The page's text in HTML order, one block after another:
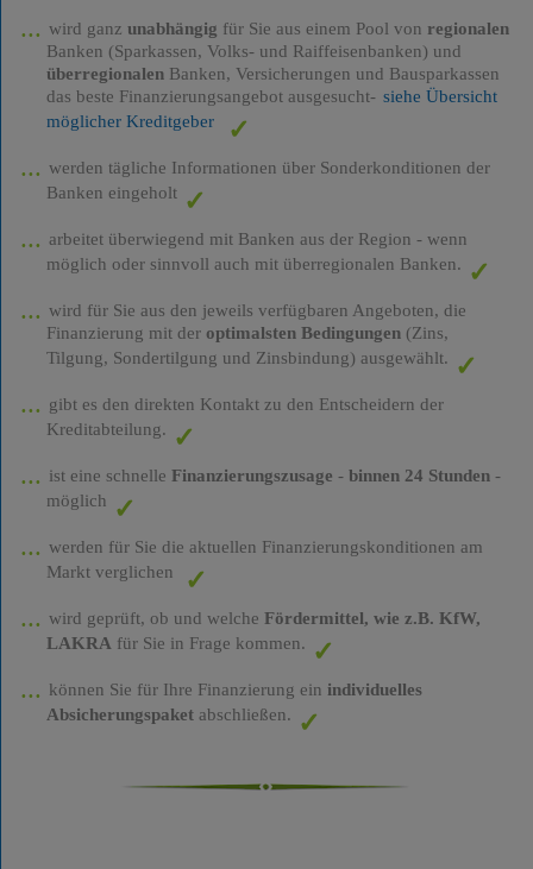
wird ganz unabhängig für Sie aus einem Pool von regionalen
Banken (Sparkassen, Volks- und Raiffeisenbanken) und
überregionalenBanken, Versicherungen und Bausparkassen
das beste Finanzierungsangebot ausgesucht- siehe Übersicht
möglicher Kreditgeber
werden tägliche Informationen über Sonderkonditionen der
Banken eingeholt
arbeitet überwiegend mit Banken aus der Region - wenn
möglich oder sinnvoll auch mit überregionalen Banken.
wird für Sie aus den jeweils verfügbaren Angeboten, die
Finanzierung mit der optimalsten Bedingungen(Zins,
Tilgung, Sondertilgung und Zinsbindung) ausgewählt.
gibt es den direkten Kontakt zu den Entscheidern der
Kreditabteilung.
ist eine schnelle Finanzierungszusage - binnen 24 Stunden-
möglich
werden für Sie die aktuellen Finanzierungskonditionen am
Markt verglichen
wird geprüft, ob und welche Fördermittel, wie z.B. KfW,
LAKRA für Sie in Frage kommen.
können Sie für Ihre Finanzierung ein individuelles
Absicherungspaketabschließen.